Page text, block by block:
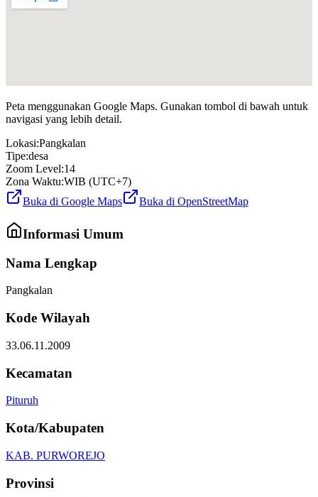
Peta menggunakan Google Maps. Gunakan tombol di bawah untuk
navigasi yang lebih detail.
Lokasi:Pangkalan
Tipe:desa
Zoom Level:14
Zona Waktu:WIB (UTC+7)
Buka di Google Maps
Buka di OpenStreetMap
Informasi Umum
Nama Lengkap
Pangkalan
Kode Wilayah
33.06.11.2009
Kecamatan
Pituruh
Kota/Kabupaten
KAB. PURWOREJO
Provinsi